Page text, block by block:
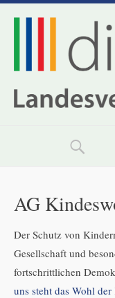
AG
Der Schutz von
Gesellschaft und
fortschrittlichen
uns steht das Wohl